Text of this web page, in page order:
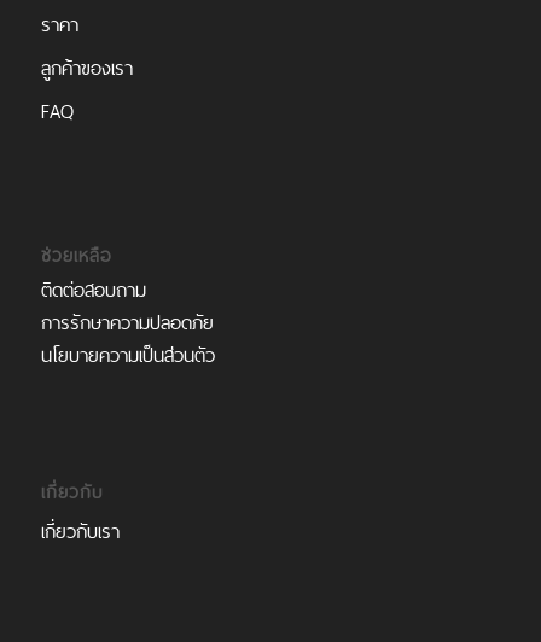
ราคา
ลูกค้าของเรา
FAQ
ช่วยเหลือ
ติดต่อสอบถาม
การรักษาความปลอดภัย
นโยบายความเป็นส่วนตัว
เกี่ยวกับ
เกี่ยวกับเรา